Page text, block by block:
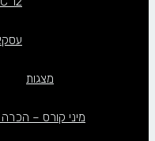
מצגות
מיני קורס –